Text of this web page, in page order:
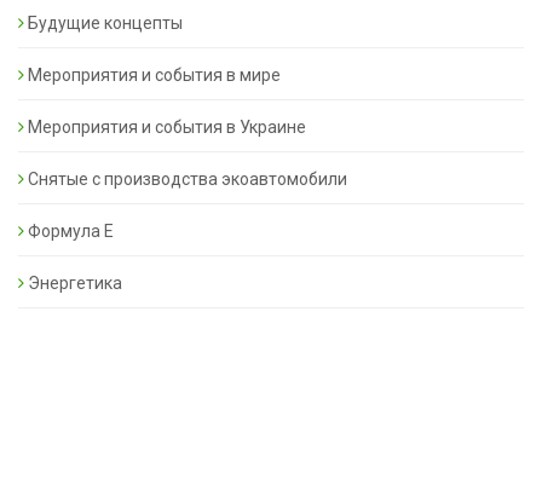
Будущие концепты
Мероприятия и события в мире
Мероприятия и события в Украине
Снятые с производства экоавтомобили
Формула Е
Энергетика